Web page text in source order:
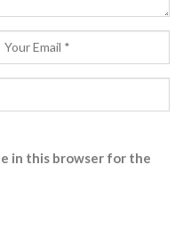
in this browser for the